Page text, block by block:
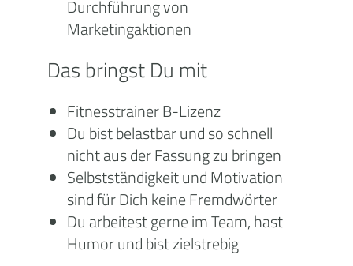
Durchführung von
Marketingaktionen
Das bringst Du mit
Fitnesstrainer B-Lizenz
Du bist belastbar und so schnell
nicht aus der Fassung zu bringen
Selbstständigkeit und Motivation
sind für Dich keine Fremdwörter
Du arbeitest gerne im Team, hast
Humor und bist zielstrebig